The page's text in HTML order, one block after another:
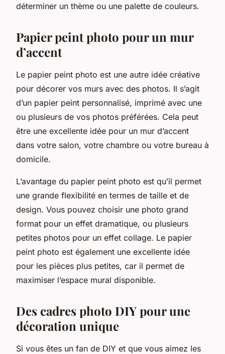
déterminer un thème ou une palette de couleurs.
Papier peint photo pour un mur
d’accent
Le papier peint photo est une autre idée créative
pour décorer vos murs avec des photos. Il s’agit
d’un papier peint personnalisé, imprimé avec une
ou plusieurs de vos photos préférées. Cela peut
être une excellente idée pour un mur d’accent
dans votre salon, votre chambre ou votre bureau à
domicile.
L’avantage du papier peint photo est qu’il permet
une grande flexibilité en termes de taille et de
design. Vous pouvez choisir une photo grand
format pour un effet dramatique, ou plusieurs
petites photos pour un effet collage. Le papier
peint photo est également une excellente idée
pour les pièces plus petites, car il permet de
maximiser l’espace mural disponible.
Des cadres photo DIY pour une
décoration unique
Si vous êtes un fan de DIY et que vous aimez les